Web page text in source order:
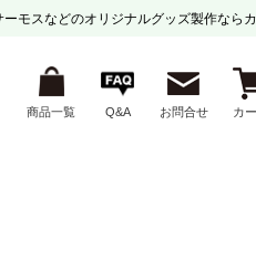
ーモスなどのオリジナルグッズ製作なら
商品一覧 Q&A お問合せ カ